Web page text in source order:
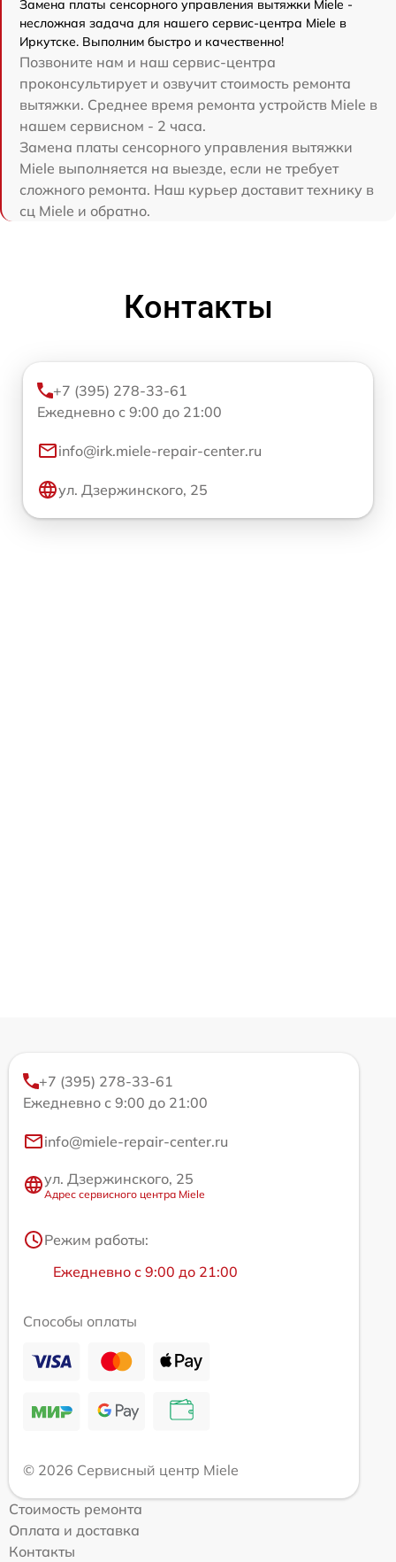
Замена платы сенсорного управления вытяжки Miele -
несложная задача для нашего сервис-центра Miele в
Иркутске. Выполним быстро и качественно!
Позвоните нам и наш сервис-центра
проконсультирует и озвучит стоимость ремонта
вытяжки. Среднее время ремонта устройств Miele в
нашем сервисном - 2 часа.
Замена платы сенсорного управления вытяжки
Miele выполняется на выезде, если не требует
сложного ремонта. Наш курьер доставит технику в
сц Miele и обратно.
Контакты
+7 (395) 278-33-61
Ежедневно с 9:00 до 21:00
info@irk.miele-repair-center.ru
ул. Дзержинского, 25
+7 (395) 278-33-61
Ежедневно с 9:00 до 21:00
info@miele-repair-center.ru
ул. Дзержинского, 25
Адрес сервисного центра Miele
Режим работы:
Ежедневно с 9:00 до 21:00
Способы оплаты
© 2026 Сервисный центр Miele
Стоимость ремонта
Оплата и доставка
Контакты